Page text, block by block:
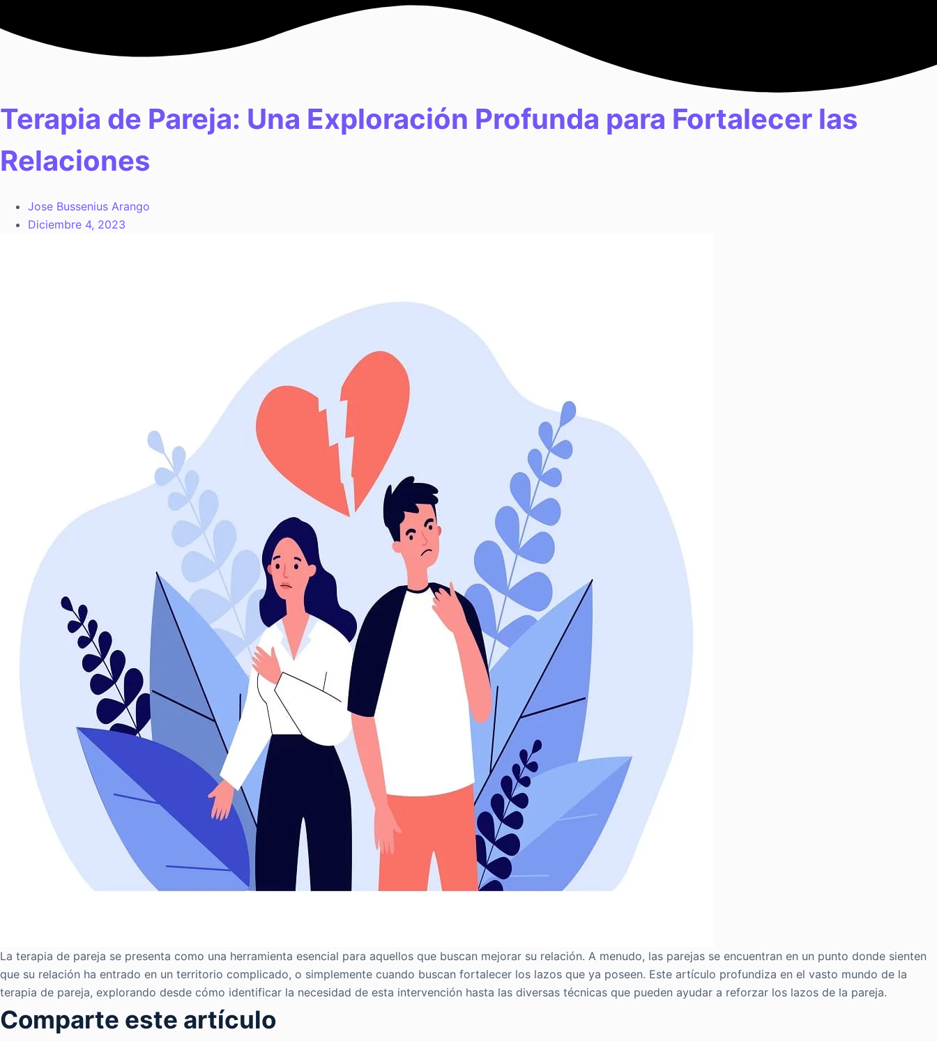
al
contenido
Terapia de Pareja: Una Exploración Profunda para Fortalecer las
Relaciones
Jose Bussenius Arango
Diciembre 4, 2023
La terapia de pareja se presenta como una herramienta esencial para aquellos que buscan mejorar su relación. A menudo, las parejas se encuentran en un punto donde sienten
que su relación ha entrado en un territorio complicado, o simplemente cuando buscan fortalecer los lazos que ya poseen. Este artículo profundiza en el vasto mundo de la
terapia de pareja, explorando desde cómo identificar la necesidad de esta intervención hasta las diversas técnicas que pueden ayudar a reforzar los lazos de la pareja.
Comparte este artículo